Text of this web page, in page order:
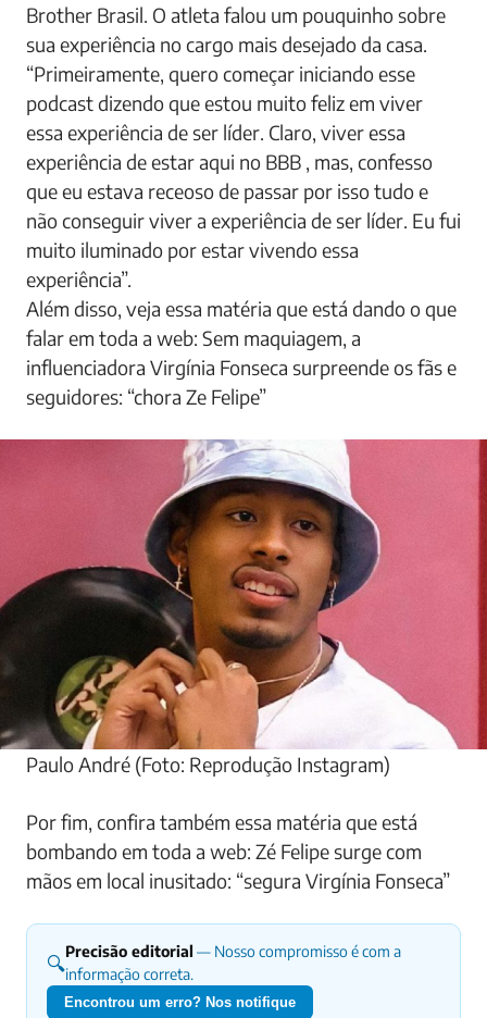
Brother Brasil. O atleta falou um pouquinho sobre
sua experiência no cargo mais desejado da casa.
“Primeiramente, quero começar iniciando esse
podcast dizendo que estou muito feliz em viver
essa experiência de ser líder. Claro, viver essa
experiência de estar aqui no BBB , mas, confesso
que eu estava receoso de passar por isso tudo e
não conseguir viver a experiência de ser líder. Eu fui
muito iluminado por estar vivendo essa
experiência”.
Além disso, veja essa matéria que está dando o que
falar em toda a web: Sem maquiagem, a
influenciadora Virgínia Fonseca surpreende os fãs e
seguidores: “chora Ze Felipe”
Paulo André (Foto: Reprodução Instagram)
Por fim, confira também essa matéria que está
bombando em toda a web: Zé Felipe surge com
mãos em local inusitado: “segura Virgínia Fonseca”
🔍Precisão editorial — Nosso compromisso é com a
informação correta.
Encontrou um erro? Nos notifique